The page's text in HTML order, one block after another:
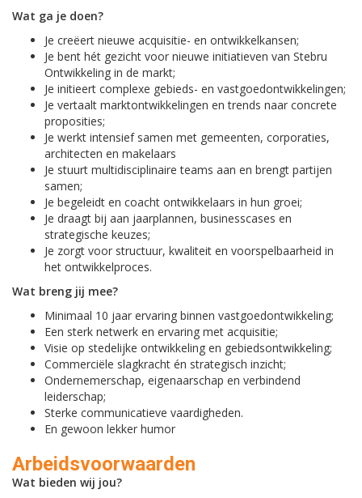
Wat ga je doen?
Je creëert nieuwe acquisitie- en ontwikkelkansen;
Je bent hét gezicht voor nieuwe initiatieven van Stebru
Ontwikkeling in de markt;
Je initieert complexe gebieds- en vastgoedontwikkelingen;
Je vertaalt marktontwikkelingen en trends naar concrete
proposities;
Je werkt intensief samen met gemeenten, corporaties,
architecten en makelaars
Je stuurt multidisciplinaire teams aan en brengt partijen
samen;
Je begeleidt en coacht ontwikkelaars in hun groei;
Je draagt bij aan jaarplannen, businesscases en
strategische keuzes;
Je zorgt voor structuur, kwaliteit en voorspelbaarheid in
het ontwikkelproces.
Wat breng jij mee?
Minimaal 10 jaar ervaring binnen vastgoedontwikkeling;
Een sterk netwerk en ervaring met acquisitie;
Visie op stedelijke ontwikkeling en gebiedsontwikkeling;
Commerciële slagkracht én strategisch inzicht;
Ondernemerschap, eigenaarschap en verbindend
leiderschap;
Sterke communicatieve vaardigheden.
En gewoon lekker humor
Arbeidsvoorwaarden
Wat bieden wij jou?